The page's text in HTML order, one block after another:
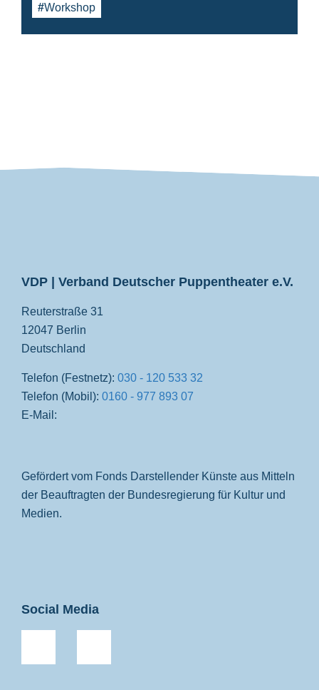
Workshop
VDP | Verband Deutscher Puppentheater e.V.
Reuterstraße 31
12047 Berlin
Deutschland
Telefon (Festnetz): 030 - 120 533 32
Telefon (Mobil): 0160 - 977 893 07
E-Mail:
Gefördert vom Fonds Darstellender Künste aus Mitteln
der Beauftragten der Bundesregierung für Kultur und
Medien.
Social Media